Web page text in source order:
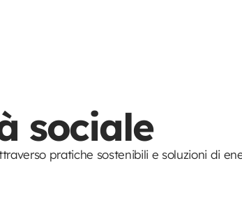
sociale
pratiche sostenibili e soluzioni di